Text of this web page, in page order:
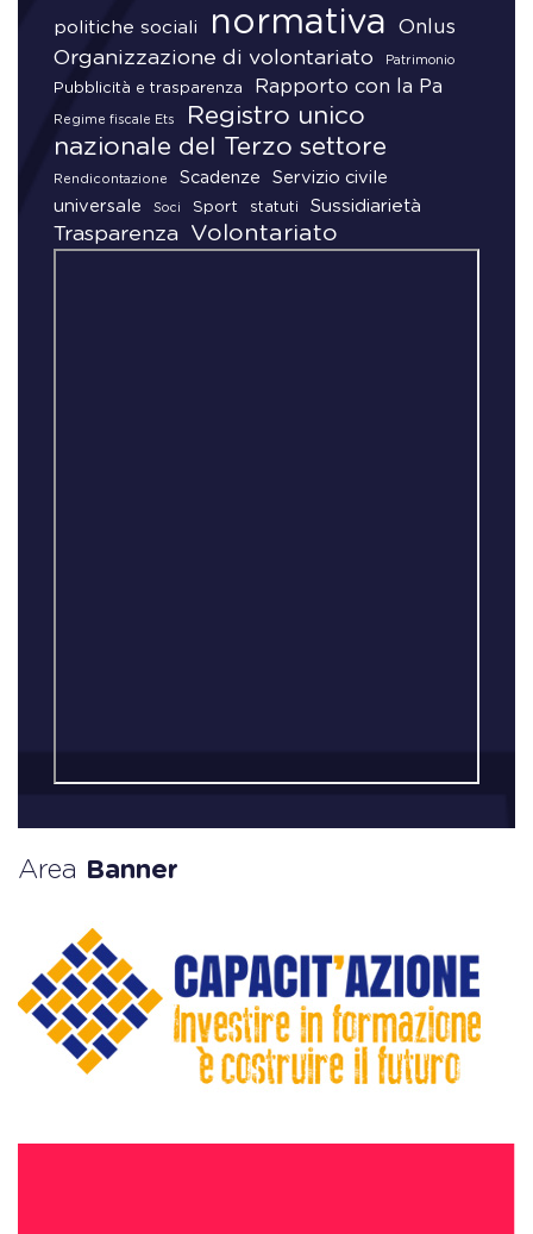
politiche sociali normativa Onlus
Organizzazione di volontariato Patrimonio
Pubblicità e trasparenza Rapporto con la Pa
Regime fiscale Ets
Registro unico
nazionale del Terzo settore
Rendicontazione Scadenze
Servizio civile
universale
Soci Sport statuti Sussidiarietà
Trasparenza Volontariato
Area Banner